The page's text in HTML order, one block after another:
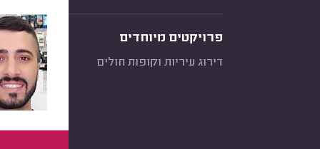
פרויקטים מיוחדים
דירוג עיריות וקופות חולים